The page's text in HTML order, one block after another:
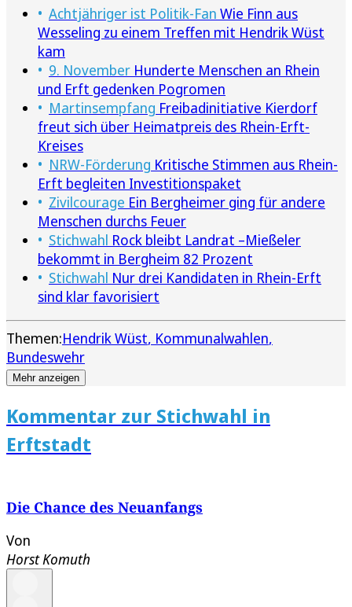
Achtjähriger ist Politik-Fan Wie Finn aus
Wesseling zu einem Treffen mit Hendrik Wüst
kam
9. November Hunderte Menschen an Rhein
und Erft gedenken Pogromen
Martinsempfang Freibadinitiative Kierdorf
freut sich über Heimatpreis des Rhein-Erft-
Kreises
NRW-Förderung Kritische Stimmen aus Rhein-
Erft begleiten Investitionspaket
Zivilcourage Ein Bergheimer ging für andere
Menschen durchs Feuer
Stichwahl Rock bleibt Landrat –Mießeler
bekommt in Bergheim 82 Prozent
Stichwahl Nur drei Kandidaten in Rhein-Erft
sind klar favorisiert
Themen:Hendrik Wüst Kommunalwahlen
Bundeswehr
Mehr anzeigen
Kommentar zur Stichwahl in
Erftstadt
Die Chance des Neuanfangs
Von
Horst Komuth